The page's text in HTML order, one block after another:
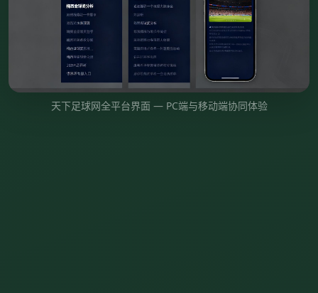
天下足球网全平台界面 — PC端与移动端协同体验